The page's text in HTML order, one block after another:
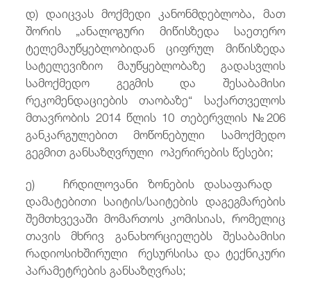
დ) დაიცვას მოქმედი კანონმდებლობა, მათ
შორის „ანალოგური მიწისზედა საეთერო
ტელემაუწყებლობიდან ციფრულ მიწისზედა
სატელევიზიო მაუწყებლობაზე გადასვლის
სამოქმედო გეგმის და შესაბამისი
რეკომენდაციების თაობაზე“ საქართველოს
მთავრობის 2014 წლის 10 თებერვლის №206
განკარგულებით მოწონებული სამოქმედო
გეგმით განსაზღვრული ოპერირების წესები;
ე) ჩრდილოვანი ზონების დასაფარად
დამატებითი საიტის/საიტების დაგეგმარების
შემთხვევაში მომართოს კომისიას, რომელიც
თავის მხრივ განახორციელებს შესაბამისი
რადიოსიხშირული რესურსისა და ტექნიკური
პარამეტრების განსაზღვრას;